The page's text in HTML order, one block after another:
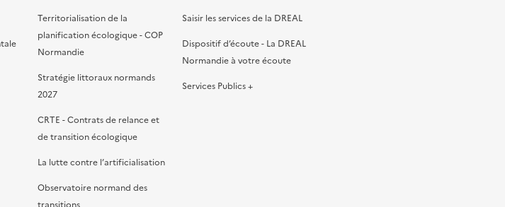
Territorialisation de la
planification écologique - COP
Normandie
Stratégie littoraux normands
2027
CRTE - Contrats de relance et
de transition écologique
La lutte contre l’artificialisation
Observatoire normand des
Saisir les services de la DREAL
Dispositif d’écoute - La DREAL
Normandie à votre écoute
Services Publics +